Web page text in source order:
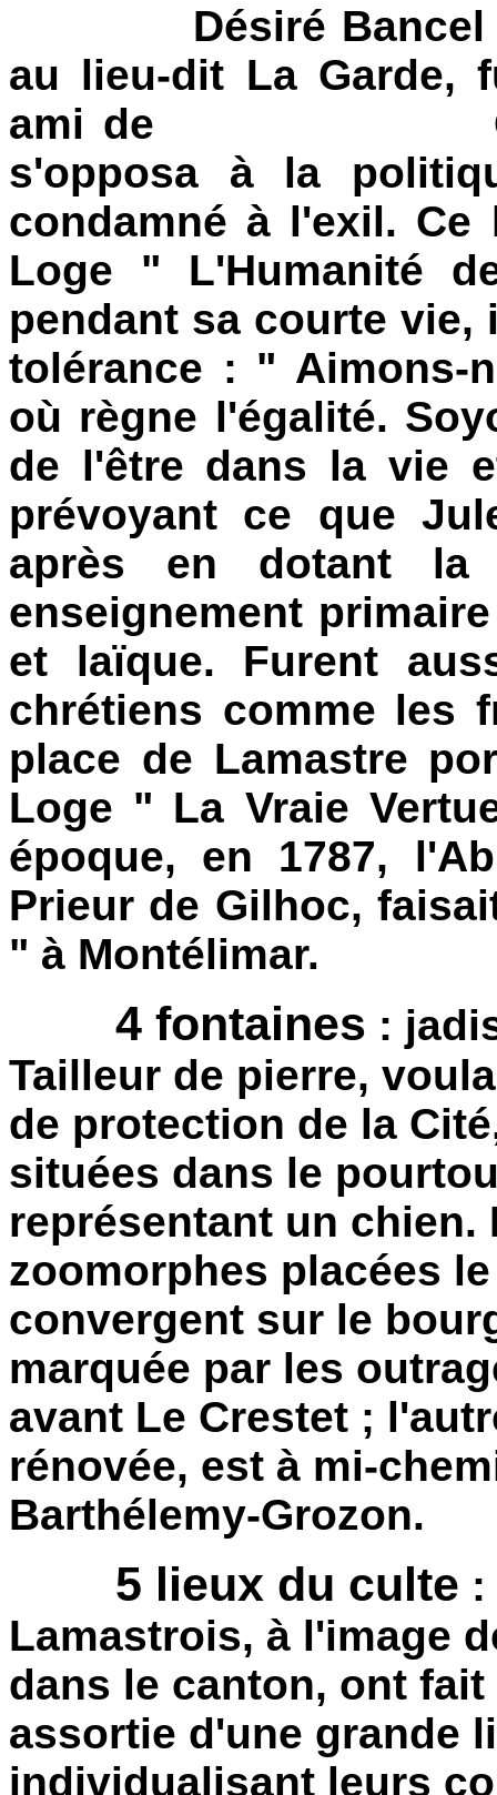
Désiré Bancel
au lieu-dit La Garde,
ami de
s'opposa à la
condamné à l'exil.
Loge " L'Humanité
pendant sa courte
tolérance : " Aimons-
où règne l'égalité.
de l'être dans la vie
prévoyant ce que
après en dotant la
enseignement
et laïque. Furent
chrétiens comme les
place de Lamastre
Loge " La Vraie
époque, en 1787,
Prieur de Gilhoc,
" à Montélimar.
4 fontaines :
Tailleur de pierre,
de protection de la
situées dans le
représentant un chien.
zoomorphes placées
convergent sur le
marquée par les
avant Le Crestet ;
rénovée, est à mi-
Barthélemy-Grozon.
5 lieux du culte :
Lamastrois, à l'image
dans le canton, ont
assortie d'une grande
individualisant leurs